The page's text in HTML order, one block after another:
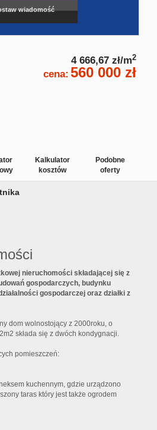
wiadomość
4 666,67 zł/m2
cena: 560 000 zł
Kalkulator
kosztów
Podobne
oferty
nieruchomości składającej się z
gospodarczych, budynku
gospodarczej oraz działki z
dom wolnostojący z 2000roku, o
składa się z dwóch kondygnacji.
pomieszczeń:
kuchennym, gdzie urządzono
taras który jest także ogrodem